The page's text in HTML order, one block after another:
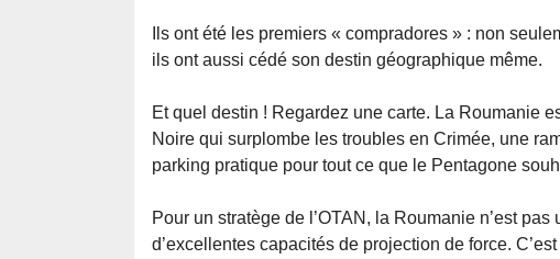
Ils ont été les premiers « compradores » : non
ils ont aussi cédé son destin géographique même.
Et quel destin ! Regardez une carte. La Roumanie
Noire qui surplombe les troubles en Crimée, une
parking pratique pour tout ce que le Pentagone
Pour un stratège de l’OTAN, la Roumanie n’est
d’excellentes capacités de projection de force.